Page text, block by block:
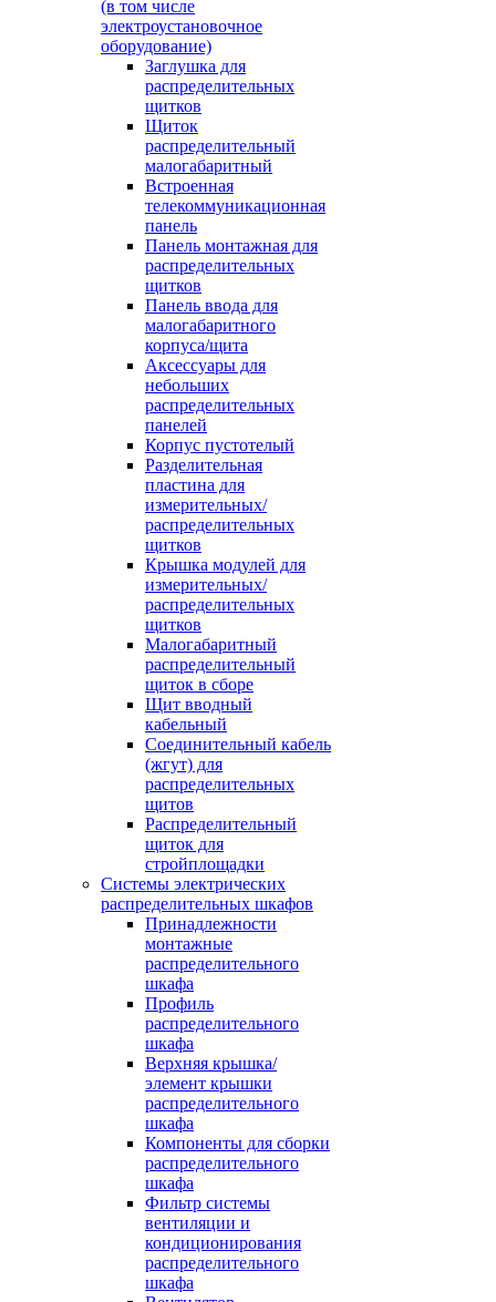
(в том числе
электроустановочное
оборудование)
Заглушка для
распределительных
щитков
Щиток
распределительный
малогабаритный
Встроенная
телекоммуникационная
панель
Панель монтажная для
распределительных
щитков
Панель ввода для
малогабаритного
корпуса/щита
Аксессуары для
небольших
распределительных
панелей
Корпус пустотелый
Разделительная
пластина для
измерительных/
распределительных
щитков
Крышка модулей для
измерительных/
распределительных
щитков
Малогабаритный
распределительный
щиток в сборе
Щит вводный
кабельный
Соединительный кабель
(жгут) для
распределительных
щитов
Распределительный
щиток для
стройплощадки
Системы электрических
распределительных шкафов
Принадлежности
монтажные
распределительного
шкафа
Профиль
распределительного
шкафа
Верхняя крышка/
элемент крышки
распределительного
шкафа
Компоненты для сборки
распределительного
шкафа
Фильтр системы
вентиляции и
кондиционирования
распределительного
шкафа